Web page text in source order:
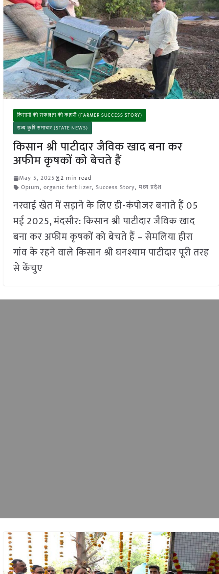
किसानों की सफलता की कहानी (FARMER SUCCESS STORY)
राज्य कृषि समाचार (STATE NEWS)
किसान श्री पाटीदार जैविक खाद बना कर
अफीम कृषकों को बेचते हैं
May 5, 2025
2 min read
Opium, organic fertilizer, Success Story, मध्य प्रदेश
नरवाई खेत में सड़ाने के लिए डी-कंपोजर बनाते हैं 05
मई 2025, मंदसौर: किसान श्री पाटीदार जैविक खाद
बना कर अफीम कृषकों को बेचते हैं – सेमलिया हीरा
गांव के रहने वाले किसान श्री घनश्याम पाटीदार पूरी तरह
से केंचुए